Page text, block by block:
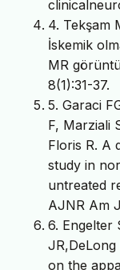
4. Tekşam
İskemik
MR
8(1):31-37.
5. Garaci
F, Marziali
Floris R. A
study in
untreated
AJNR Am
6. Engelter
on the